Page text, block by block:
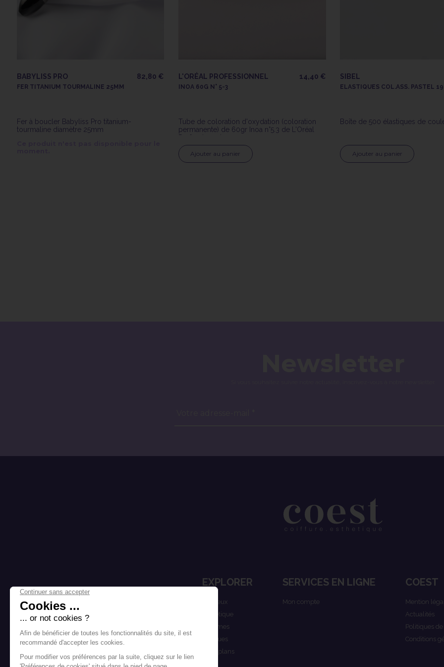
BABYLISS PRO 82,80 €
FER TITANIUM TOURMALINE 25MM
Fer à boucler Babyliss Pro titanium-
tourmaline diamètre 25mm
L'ORÉAL PROFESSIONNEL 14,40 €
INOA 60G N° 5-3
Tube de coloration d'oxydation (coloration
permanente) de 60gr Inoa n°5.3 de L'Oréal
Professionnel
Ajouter au panier
SIBEL
ELASTIQUES COL.ASS. PASTEL
Boîte de 500 élastiques de
Ajouter au panier
EXPLORER
Cheveux
Esthétique
Hommes
Marques
Bons plans
SERVICES EN LIGNE
Mon compte
COEST
Mention
Actualités
Politiques
Conditions